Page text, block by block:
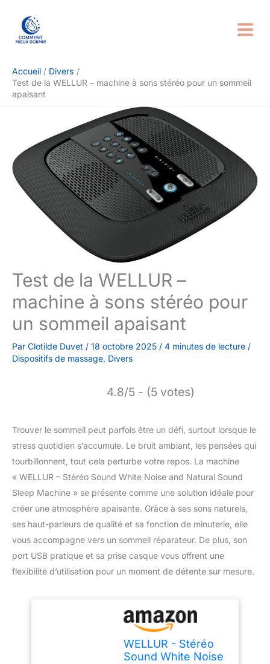
contenu
Accueil
Divers
Test de la WELLUR – machine à sons stéréo pour un sommeil
apaisant
Test de la WELLUR –
machine à sons stéréo pour
un sommeil apaisant
Par Clotilde Duvet / 18 octobre 2025 / 4 minutes de lecture /
Dispositifs de massage, Divers
4.8/5 - (5 votes)
Trouver le sommeil peut parfois être un défi, surtout lorsque le
stress quotidien s’accumule. Le bruit ambiant, les pensées qui
tourbillonnent, tout cela perturbe votre repos. La machine
« WELLUR – Stéréo Sound White Noise and Natural Sound
Sleep Machine » se présente comme une solution idéale pour
créer une atmosphère apaisante. Grâce à ses sons naturels,
ses haut-parleurs de qualité et sa fonction de minuterie, elle
vous accompagne vers un sommeil réparateur. De plus, son
port USB pratique et sa prise casque vous offrent une
flexibilité d’utilisation pour un moment de détente sur mesure.
WELLUR - Stéréo
Sound White Noise